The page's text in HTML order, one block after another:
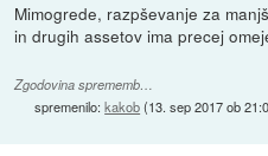
Mimogrede, razpševanje za
in drugih assetov ima precej
Zgodovina sprememb…
spremenilo:kakob(13. sep 2017 ob